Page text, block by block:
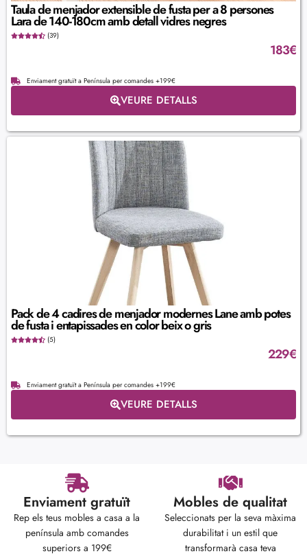
Taula de menjador extensible de fusta per a 8 persones
Lara de 140-180cm amb detall vidres negres
(39)
183€
Enviament gratuït a Península per comandes +199€
VEURE DETALLS
Pack de 4 cadires de menjador modernes Lane amb potes
de fusta i entapissades en color beix o gris
(5)
229€
Enviament gratuït a Península per comandes +199€
VEURE DETALLS
Enviament gratuït
Rep els teus mobles a casa a la
península amb comandes
superiors a 199€
Mobles de qualitat
Seleccionats per la seva màxima
durabilitat i un estil que
transformarà casa teva